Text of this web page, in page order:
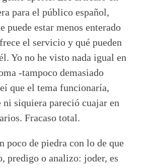
para el público español,
puede estar menos enterado
el servicio y qué pueden
Yo no he visto nada igual en
-tampoco demasiado
que el tema funcionaría,
ni siquiera pareció cuajar en
Fracaso total.
poco de piedra con lo de que
predigo o analizo: joder, es